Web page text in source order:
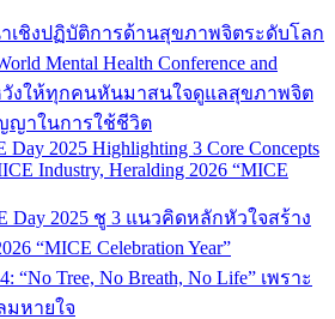
เชิงปฏิบัติการด้านสุขภาพจิตระดับโลก
Mental Health Conference and
หวังให้ทุกคนหันมาสนใจดูแลสุขภาพจิต
ญาในการใช้ชีวิต
Day 2025 Highlighting 3 Core Concepts
Industry, Heralding 2026 “MICE
Day 2025 ชู 3 แนวคิดหลักหัวใจสร้าง
“MICE Celebration Year”
“No Tree, No Breath, No Life” เพราะ
หายใจ